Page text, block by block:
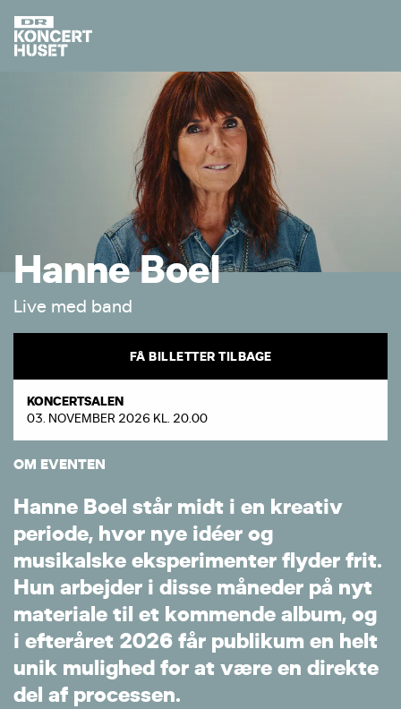
HanneBoel
Live med band
FÅ BILLETTER TILBAGE
KONCERTSALEN
03. NOVEMBER 2026 KL. 20.00
OM EVENTEN
Hanne Boel står midt i en kreativ
periode, hvor nye idéer og
musikalske eksperimenter flyder frit.
Hun arbejder i disse måneder på nyt
materiale til et kommende album, og
i efteråret 2026 får publikum en helt
unik mulighed for at være en direkte
del af processen.